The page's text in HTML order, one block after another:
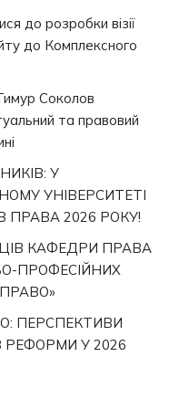
до розробки візії
до Комплексного
Соколов
та правовий
У
УНІВЕРСИТЕТІ
ПРАВА 2026 РОКУ!
КАФЕДРИ ПРАВА
ПРОФЕСІЙНИХ
ПЕРСПЕКТИВИ
У 2026